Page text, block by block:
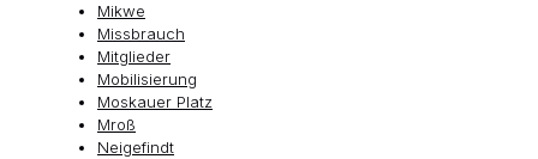
Mikwe
Missbrauch
Mitglieder
Mobilisierung
Moskauer Platz
Mroß
Neigefindt